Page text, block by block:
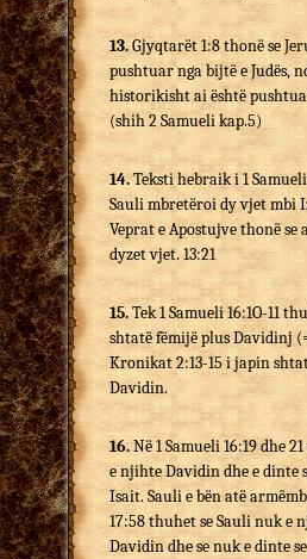
13.Gjyqtarët 1:8 thonë se
pushtuar nga bijtë e Judës,
historikisht ai është
(shih 2 Samueli kap.5)
14.Teksti hebraik i 1
Sauli mbretëroi dy vjet mbi
Veprat e Apostujve thonë se
dyzet vjet. 13:21
15.Tek 1 Samueli 16:1O-11
shtatë fëmijë plus Davidinj
Kronikat 2:13-15 i japin
Davidin.
16.Në 1 Samueli 16:19 dhe
e njihte Davidin dhe e dinte
Isait. Sauli e bën atë
17:58 thuhet se Sauli nuk e
Davidin dhe se nuk e dinte